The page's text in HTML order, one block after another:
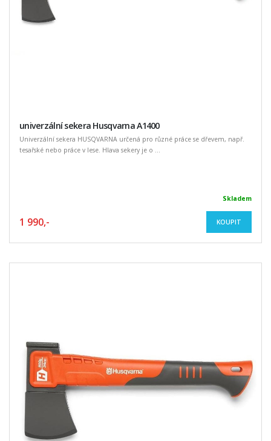
univerzální sekera Husqvarna A1400
Univerzální sekera HUSQVARNA určená pro různé práce se dřevem, např.
tesařské nebo práce v lese. Hlava sekery je o ...
Skladem
1 990,- KOUPIT